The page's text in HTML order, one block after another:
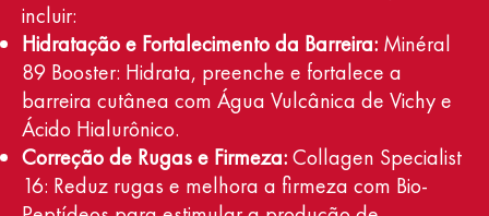
incluir:
Hidratação e Fortalecimento da Barreira: Minéral
89 Booster: Hidrata, preenche e fortalece a
barreira cutânea com Água Vulcânica de Vichy e
Ácido Hialurônico.
Correção de Rugas e Firmeza:Collagen Specialist
16: Reduz rugas e melhora a firmeza com Bio-